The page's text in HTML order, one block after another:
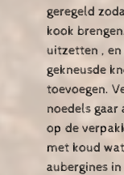
geregeld
kook
uitzetten ,
gekneusde
toevoegen.
noedels gaar
op de
met koud
aubergines